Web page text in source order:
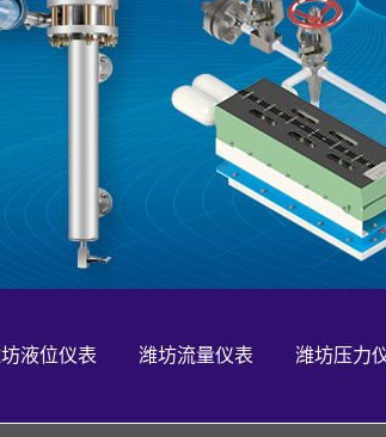
液位仪表 潍坊流量仪表 潍坊压力